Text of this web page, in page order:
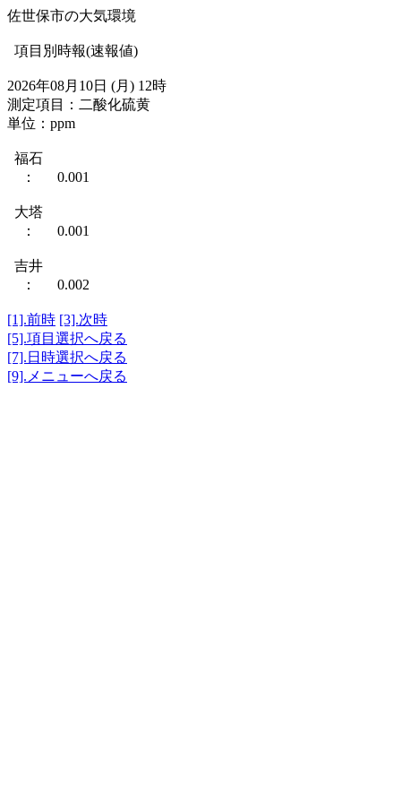
佐世保市の大気環境
項目別時報(速報値)
2026年08月10日 (月) 12時
測定項目：二酸化硫黄
単位：ppm
福石
： 0.001
大塔
： 0.001
吉井
： 0.002
[1].前時 [3].次時
[5].項目選択へ戻る
[7].日時選択へ戻る
[9].メニューへ戻る